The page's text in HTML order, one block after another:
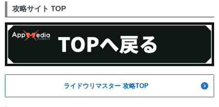
攻略サイト TOP
ライドウリマスター 攻略TOP